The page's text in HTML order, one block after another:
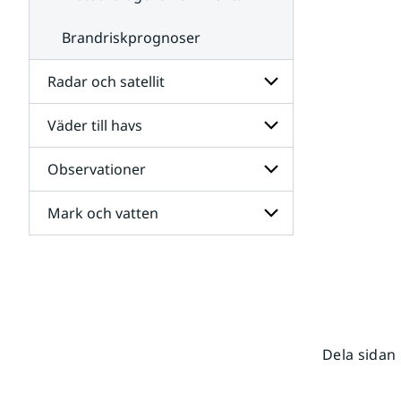
Brandriskprognoser
Radar och satellit
Undersidor
för
Radar
och
satellit
Väder till havs
Undersidor
för
Väder
till
havs
Observationer
Undersidor
för
Mark och vatten
Dela sidan